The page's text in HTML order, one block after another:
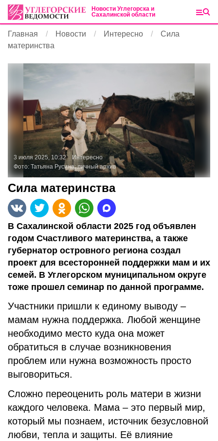
Новости Углегорска и
Сахалинской области
Главная Новости Интересно
Сила
материнства
3 июля 2025, 10:32
Интересно
Фото: Татьяна Русина: личный архив
Сила материнства
В Сахалинской области 2025 год объявлен
годом Счастливого материнства, а также
губернатор островного региона создал
проект для всесторонней поддержки мам и их
семей. В Углегорском муниципальном округе
тоже прошел семинар по данной программе.
Участники пришли к единому выводу –
мамам нужна поддержка. Любой женщине
необходимо место куда она может
обратиться в случае возникновения
проблем или нужна возможность просто
выговориться.
Сложно переоценить роль матери в жизни
каждого человека. Мама – это первый мир,
который мы познаем, источник безусловной
любви, тепла и защиты. Её влияние